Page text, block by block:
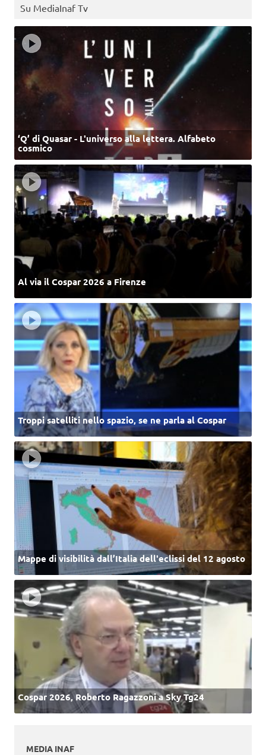
Su MediaInaf Tv
‘Q’ di Quasar - L'universo alla lettera. Alfabeto
cosmico
Al via il Cospar 2026 a Firenze
Troppi satelliti nello spazio, se ne parla al Cospar
Mappe di visibilità dall’Italia dell'eclissi del 12 agosto
Cospar 2026, Roberto Ragazzoni a Sky Tg24
MEDIA INAF